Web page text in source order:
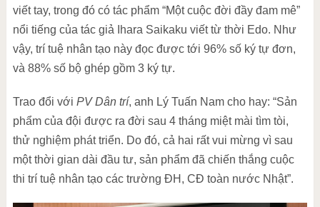
viết tay, trong đó có tác phẩm “Một cuộc đời đầy đam mê”
nổi tiếng của tác giả Ihara Saikaku viết từ thời Edo. Như
vậy, trí tuệ nhân tạo này đọc được tới 96% số ký tự đơn,
và 88% số bộ ghép gồm 3 ký tự.
Trao đổi với PV Dân trí, anh Lý Tuấn Nam cho hay: “Sản
phẩm của đội được ra đời sau 4 tháng miệt mài tìm tòi,
thử nghiệm phát triển. Do đó, cả hai rất vui mừng vì sau
một thời gian dài đầu tư, sản phẩm đã chiến thắng cuộc
thi trí tuệ nhân tạo các trường ĐH, CĐ toàn nước Nhật”.